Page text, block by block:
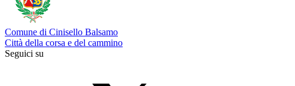
Comune di Cinisello Balsamo
Città della corsa e del cammino
Seguici su